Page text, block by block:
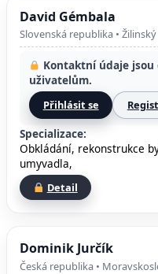
David Gémbala
Slovenská republika •
Kontaktní údaje
uživatelům.
Přihlásit se
Specializace:
Obkládání, rekonstrukce
umyvadla,
Detail
Dominik Jurčík
Česká republika •